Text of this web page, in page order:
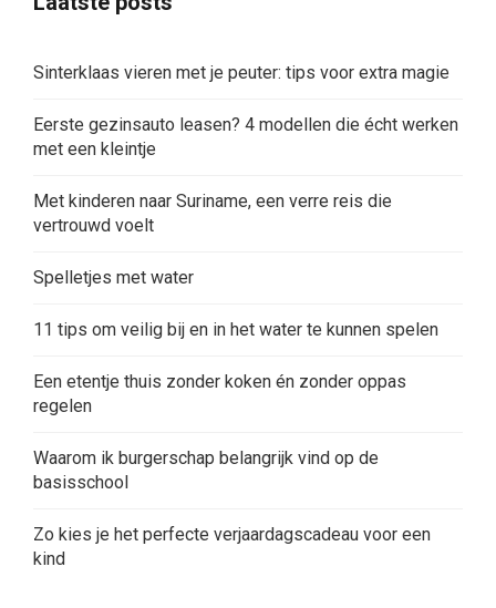
Sinterklaas vieren met je peuter: tips voor extra magie
Eerste gezinsauto leasen? 4 modellen die écht werken
met een kleintje
Met kinderen naar Suriname, een verre reis die
vertrouwd voelt
Spelletjes met water
11 tips om veilig bij en in het water te kunnen spelen
Een etentje thuis zonder koken én zonder oppas
regelen
Waarom ik burgerschap belangrijk vind op de
basisschool
Zo kies je het perfecte verjaardagscadeau voor een
kind